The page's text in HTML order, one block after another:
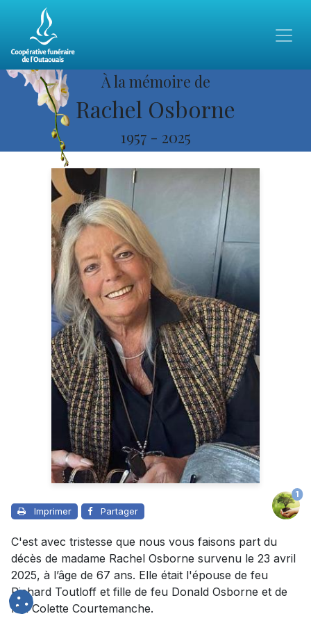
À la mémoire de
Rachel Osborne
1957 - 2025
Imprimer Partager
1
C'est avec tristesse que nous vous faisons part du
décès de madame Rachel Osborne survenu le 23 avril
2025, à l’âge de 67 ans. Elle était l'épouse de feu
Richard Toutloff et fille de feu Donald Osborne et de
feu Colette Courtemanche.